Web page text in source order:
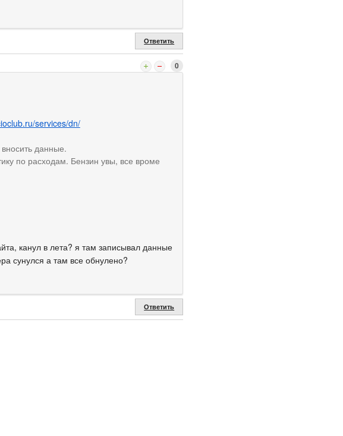
Ответить
0
services/dn/
данные.
по расходам. Бензин увы, все вроме
канул в лета? я там записывал данные
сунулся а там все обнулено?
Ответить